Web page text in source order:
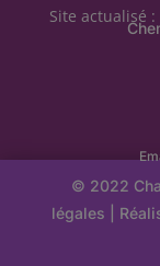
Site actualisé
© 2022
légales |